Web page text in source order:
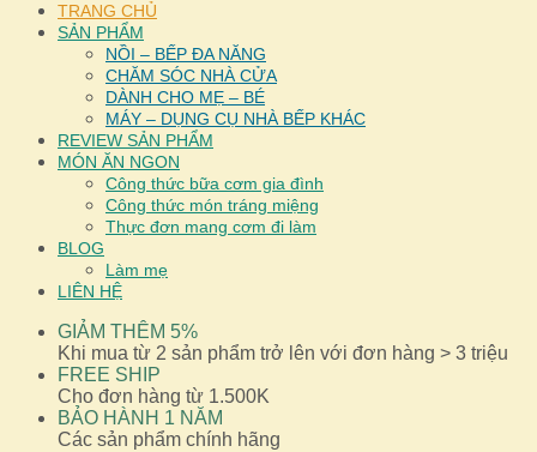
TRANG CHỦ
SẢN PHẨM
NỒI – BẾP ĐA NĂNG
CHĂM SÓC NHÀ CỬA
DÀNH CHO MẸ – BÉ
MÁY – DỤNG CỤ NHÀ BẾP KHÁC
REVIEW SẢN PHẨM
MÓN ĂN NGON
Công thức bữa cơm gia đình
Công thức món tráng miệng
Thực đơn mang cơm đi làm
BLOG
Làm mẹ
LIÊN HỆ
GIẢM THÊM 5%
Khi mua từ 2 sản phẩm trở lên với đơn hàng > 3 triệu
FREE SHIP
Cho đơn hàng từ 1.500K
BẢO HÀNH 1 NĂM
Các sản phẩm chính hãng